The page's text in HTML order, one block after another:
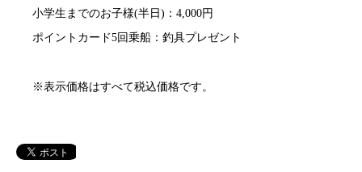
小学生までのお子様(半日)：4,000円
ポイントカード5回乗船：釣具プレゼント
※表示価格はすべて税込価格です。